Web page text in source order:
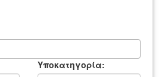
Υποκατηγορία: